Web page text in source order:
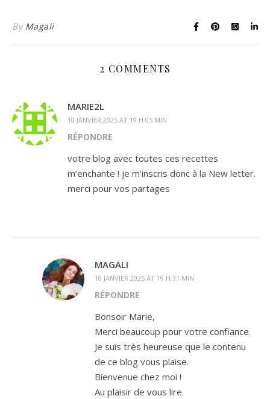
By Magali
2 COMMENTS
MARIE2L
10 JANVIER 2025 AT 19 H 05 MIN
RÉPONDRE
votre blog avec toutes ces recettes
m’enchante ! je m’inscris donc à la New letter.
merci pour vos partages
MAGALI
10 JANVIER 2025 AT 19 H 31 MIN
RÉPONDRE
Bonsoir Marie,
Merci beaucoup pour votre confiance.
Je suis très heureuse que le contenu
de ce blog vous plaise.
Bienvenue chez moi !
Au plaisir de vous lire.